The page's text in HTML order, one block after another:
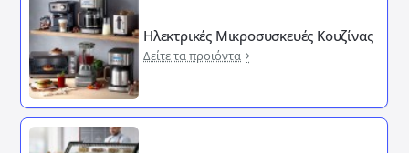
Ηλεκτρικές Μικροσυσκευές Κουζίνας
Δείτε τα προιόντα